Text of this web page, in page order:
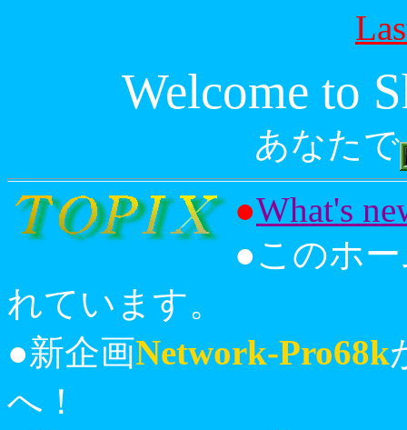
Welcome to
あなたで
●What's
●このホ
れています。
●新企画Network-Pro68k
へ！